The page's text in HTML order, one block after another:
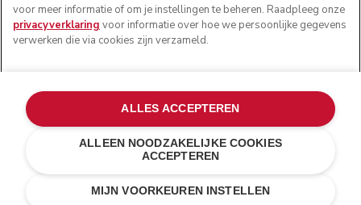
© KitchenAid 2026 - Alle rechten voorbehouden.
KitchenAid en het design van de keukenrobot zijn
handelsmerken in de Verenigde Staten en andere landen.
Mijn cookies beheren Privacyverklaring
voor meer informatie of om je instellingen te beheren. Raadpleeg onze
privacyverklaring voor informatie over hoe we persoonlijke gegevens
verwerken die via cookies zijn verzameld.
MIJN VOORKEUREN INSTELLEN
ALLEEN NOODZAKELIJKE COOKIES
ACCEPTEREN
ALLES ACCEPTEREN